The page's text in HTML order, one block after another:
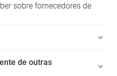
sobre fornecedores de
de outras